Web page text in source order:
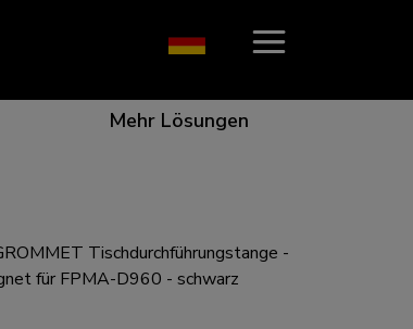
für jeden Bildschirm
ins Auge fällt
Zusammenarbeit
Bedürfnisse
Mehr Lösungen
Tischdurchführungstange -
für FPMA-D960 - schwarz